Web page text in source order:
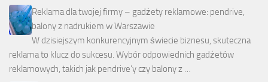
Reklama dla twojej firmy – gadżety reklamowe: pendrive,
balony z nadrukiem w Warszawie
W dzisiejszym konkurencyjnym świecie biznesu, skuteczna
reklama to klucz do sukcesu. Wybór odpowiednich gadżetów
reklamowych, takich jak pendrive’y czy balony z …